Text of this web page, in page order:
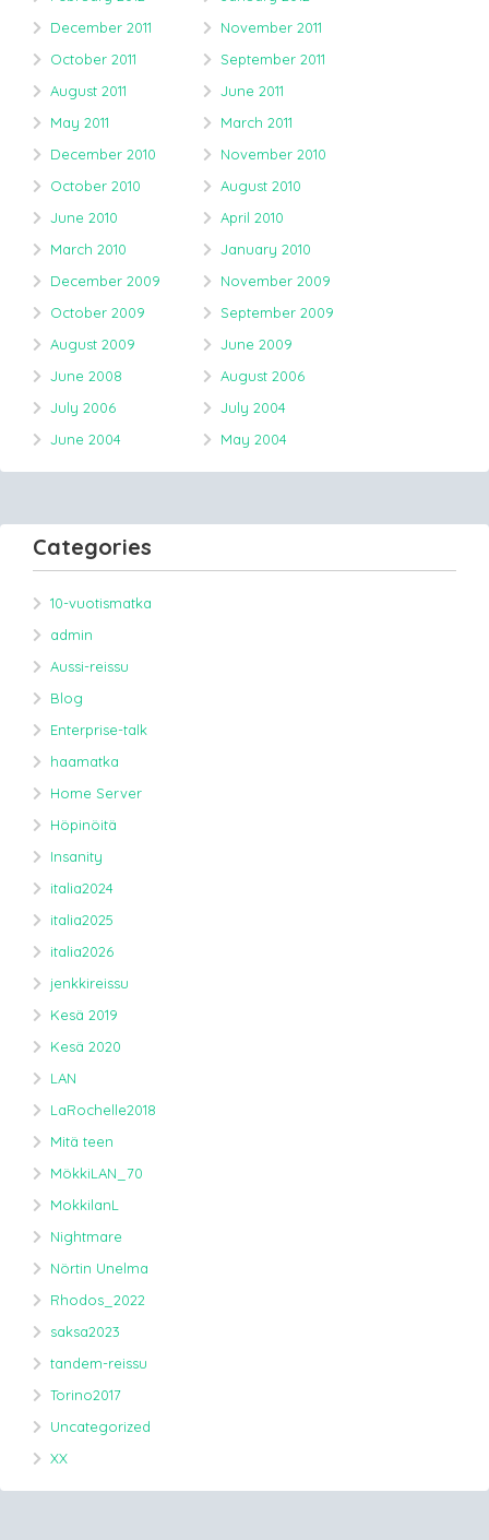
December 2011
November 2011
October 2011
September 2011
August 2011
June 2011
May 2011
March 2011
December 2010
November 2010
October 2010
August 2010
June 2010
April 2010
March 2010
January 2010
December 2009
November 2009
October 2009
September 2009
August 2009
June 2009
June 2008
August 2006
July 2006
July 2004
June 2004
May 2004
Categories
10-vuotismatka
admin
Aussi-reissu
Blog
Enterprise-talk
haamatka
Home Server
Höpinöitä
Insanity
italia2024
italia2025
italia2026
jenkkireissu
Kesä 2019
Kesä 2020
LAN
LaRochelle2018
Mitä teen
MökkiLAN_70
MokkilanL
Nightmare
Nörtin Unelma
Rhodos_2022
saksa2023
tandem-reissu
Torino2017
Uncategorized
XX